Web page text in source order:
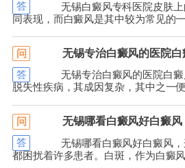
答
无锡白癜风专科医院皮肤上
同表现，而白癜风是其中较为常见的
问 无锡专治白癜风的医院白
答
无锡专治白癜风的医院白癜
脱失性疾病，其成因复杂，其中之一
问 无锡哪看白癜风好白癜风
答
无锡哪看白癜风好白癜风，
都困扰着许多患者。白斑，作为白癜